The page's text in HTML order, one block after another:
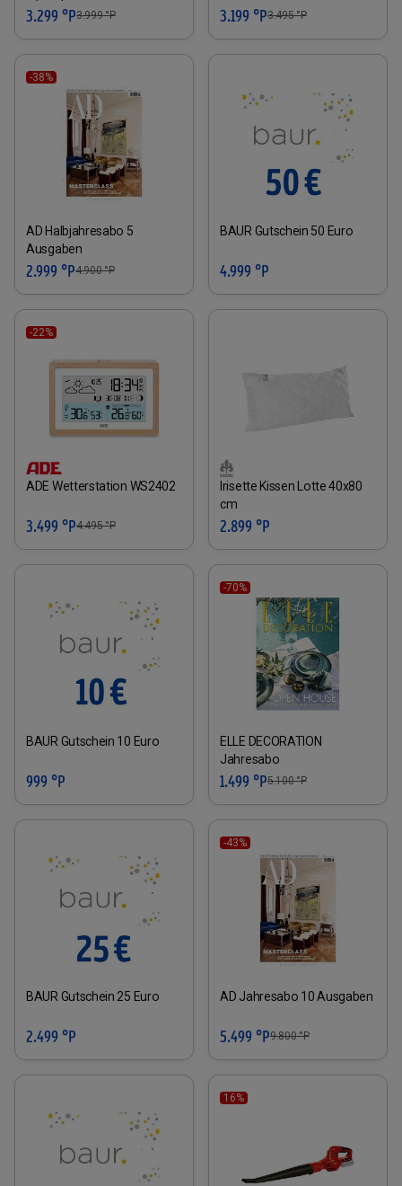
3.299 °P3.999°P 3.199 °P3.495°P
-38%
AD Halbjahresabo 5
Ausgaben
2.999 °P4.900°P
BAUR Gutschein 50 Euro
4.999 °P
-22%
ADE Wetterstation WS2402
3.499 °P4.495°P
Irisette Kissen Lotte 40x80
cm
2.899 °P
BAUR Gutschein 10 Euro
999 °P
-70%
ELLE DECORATION
Jahresabo
1.499 °P5.100°P
BAUR Gutschein 25 Euro
2.499 °P
-43%
AD Jahresabo 10 Ausgaben
5.499 °P9.800°P
16%